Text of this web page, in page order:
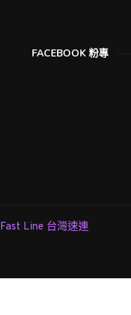
FACEBOOK 粉專
Fast Line 台灣速連